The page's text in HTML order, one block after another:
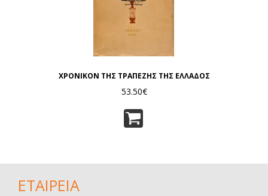
ΧΡΟΝΙΚΟΝ ΤΗΣ ΤΡΑΠΕΖΗΣ ΤΗΣ ΕΛΛΑΔΟΣ
53.50€
ΕΤΑΙΡΕΙΑ